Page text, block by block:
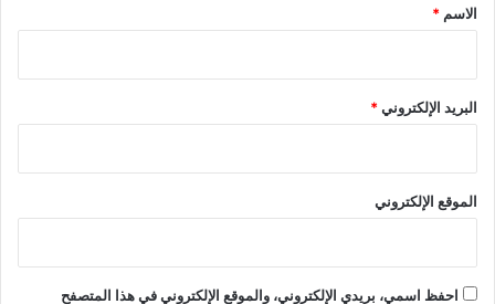
*
الاسم *
البريد الإلكتروني*
الموقع الإلكتروني
احفظ اسمي، بريدي الإلكتروني، والموقع الإلكتروني في هذا المتصفح